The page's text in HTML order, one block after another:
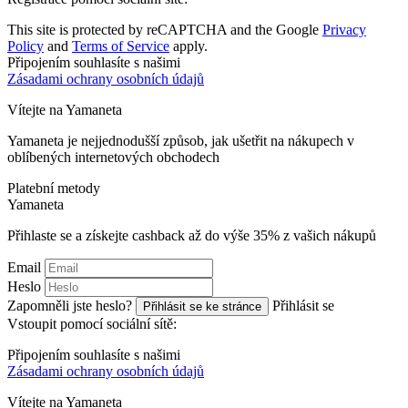
This site is protected by reCAPTCHA and the Google Privacy
Policy and Terms of Service apply.
Připojením souhlasíte s našimi
Zásadami ochrany osobních údajů
Vítejte na Yamaneta
Yamaneta je nejjednodušší způsob, jak ušetřit na nákupech v
oblíbených internetových obchodech
Platební metody
Yamaneta
Přihlaste se a získejte cashback až do výše 35% z vašich nákupů
Email
Heslo
Zapomněli jste heslo?
Přihlásit se ke stránce
Přihlásit se
Vstoupit pomocí sociální sítě:
Připojením souhlasíte s našimi
Zásadami ochrany osobních údajů
Vítejte na Yamaneta